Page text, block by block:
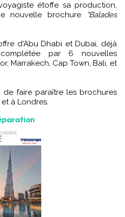
étoffe sa production,
nouvelle brochure
"Balades
d'Abu Dhabi et Dubai, déjà
par 6 nouvelles
Marrakech, Cap Town, Bali, et
de faire paraître les brochures
à Londres.